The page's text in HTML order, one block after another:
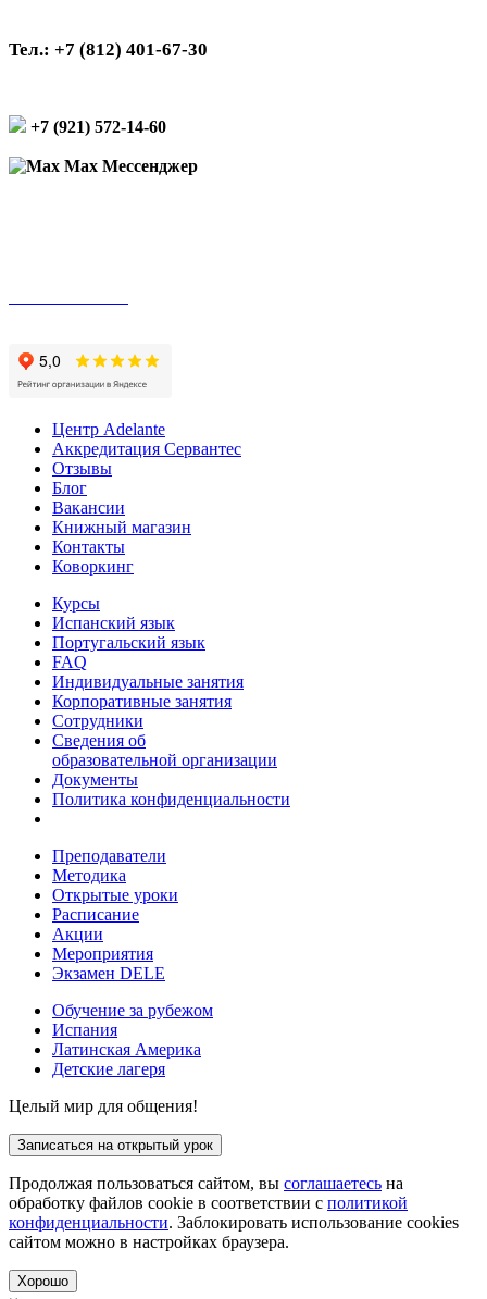
Тел.: +7 (812) 401-67-30
+7 (921) 572-14-60
Max Мессенджер
Центр Adelante
Аккредитация Сервантес
Отзывы
Блог
Вакансии
Книжный магазин
Контакты
Коворкинг
Курсы
Испанский язык
Португальский язык
FAQ
Индивидуальные занятия
Корпоративные занятия
Сотрудники
Сведения об
образовательной организации
Документы
Политика конфиденциальности
Преподаватели
Методика
Открытые уроки
Расписание
Акции
Мероприятия
Экзамен DELE
Обучение за рубежом
Испания
Латинская Америка
Детские лагеря
Целый мир для общения!
Записаться на открытый урок
Продолжая пользоваться сайтом, вы соглашаетесь на
обработку файлов cookie в соответствии с политикой
конфиденциальности. Заблокировать использование cookies
сайтом можно в настройках браузера.
Хорошо